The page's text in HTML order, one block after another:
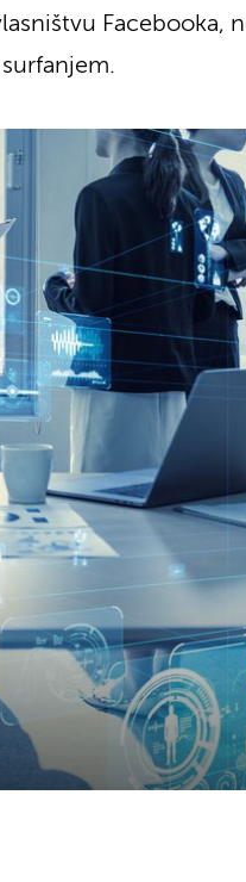
Facebooka,